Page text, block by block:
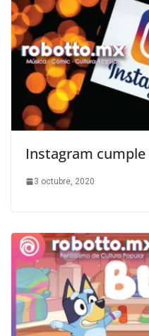
Instagram cumple
3 octubre, 2020